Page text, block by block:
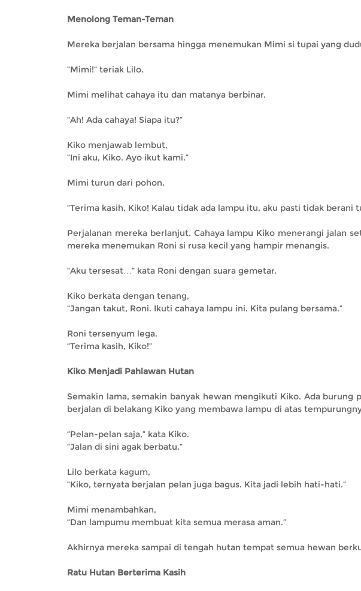
Menolong Teman-Teman
Mereka berjalan bersama hingga menemukan Mimi si tupai yang
“Mimi!” teriak Lilo.
Mimi melihat cahaya itu dan matanya berbinar.
“Ah! Ada cahaya! Siapa itu?”
Kiko menjawab lembut,
“Ini aku, Kiko. Ayo ikut kami.”
Mimi turun dari pohon.
“Terima kasih, Kiko! Kalau tidak ada lampu itu, aku pasti tidak berani
Perjalanan mereka berlanjut. Cahaya lampu Kiko menerangi jalan
mereka menemukan Roni si rusa kecil yang hampir menangis.
“Aku tersesat…” kata Roni dengan suara gemetar.
Kiko berkata dengan tenang,
“Jangan takut, Roni. Ikuti cahaya lampu ini. Kita pulang bersama.”
Roni tersenyum lega.
“Terima kasih, Kiko!”
Kiko Menjadi Pahlawan Hutan
Semakin lama, semakin banyak hewan mengikuti Kiko. Ada burung
berjalan di belakang Kiko yang membawa lampu di atas
“Pelan-pelan saja,” kata Kiko.
“Jalan di sini agak berbatu.”
Lilo berkata kagum,
“Kiko, ternyata berjalan pelan juga bagus. Kita jadi lebih hati-hati.”
Mimi menambahkan,
“Dan lampumu membuat kita semua merasa aman.”
Akhirnya mereka sampai di tengah hutan tempat semua hewan
Ratu Hutan Berterima Kasih